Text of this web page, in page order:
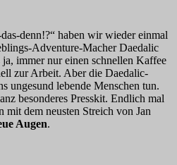
denn!?“ haben wir wieder einmal
Adventure-Macher Daedalic
immer nur einen schnellen Kaffee
zur Arbeit. Aber die Daedalic-
ungesund lebende Menschen tun.
besonderes Presskit. Endlich mal
dem neusten Streich von Jan
Augen.